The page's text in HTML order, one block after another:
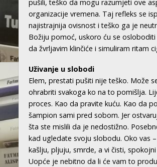
pušili, teško da mogu razumjeti ove
organizacije vremena. Taj refleks se
najistrajnija ovisnost i teško ga je
Božiju pomoć, uskoro ću se osloboditi
da žvrljavim klinčiće i simuliram ritam
Uživanje u slobodi
Elem, prestati pušiti nije teško. Može
ohrabriti svakoga ko na to pomišlja.
proces. Kao da pravite kuću. Kao da
šampion sami pred sobom. Jer
šta ste mislili da je nedostižno.
kad ugledate svoju slobodu. Oko vas
kašlju, pljuju, smrde, a vi čisti,
Uopće je nebitno da li će vam to